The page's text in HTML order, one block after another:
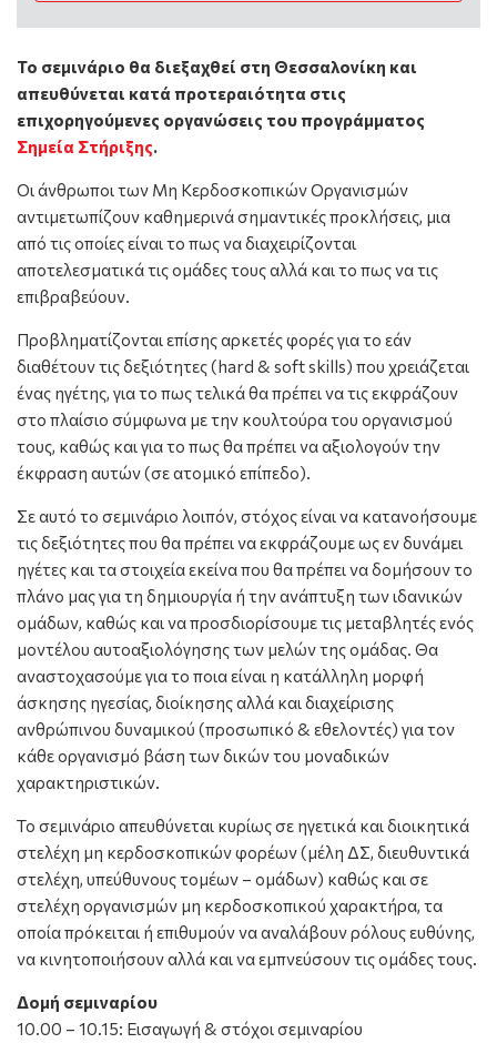
Το σεμινάριο θα διεξαχθεί στη Θεσσαλονίκη και
απευθύνεται κατά προτεραιότητα στις
επιχορηγούμενες οργανώσεις του προγράμματος
Σημεία Στήριξης.
Οι άνθρωποι των Μη Κερδοσκοπικών Οργανισμών
αντιμετωπίζουν καθημερινά σημαντικές προκλήσεις, μια
από τις οποίες είναι το πως να διαχειρίζονται
αποτελεσματικά τις ομάδες τους αλλά και το πως να τις
επιβραβεύουν.
Προβληματίζονται επίσης αρκετές φορές για το εάν
διαθέτουν τις δεξιότητες (hard & soft skills) που χρειάζεται
ένας ηγέτης, για το πως τελικά θα πρέπει να τις εκφράζουν
στο πλαίσιο σύμφωνα με την κουλτούρα του οργανισμού
τους, καθώς και για το πως θα πρέπει να αξιολογούν την
έκφραση αυτών (σε ατομικό επίπεδο).
Σε αυτό το σεμινάριο λοιπόν, στόχος είναι να κατανοήσουμε
τις δεξιότητες που θα πρέπει να εκφράζουμε ως εν δυνάμει
ηγέτες και τα στοιχεία εκείνα που θα πρέπει να δομήσουν το
πλάνο μας για τη δημιουργία ή την ανάπτυξη των ιδανικών
ομάδων, καθώς και να προσδιορίσουμε τις μεταβλητές ενός
μοντέλου αυτοαξιολόγησης των μελών της ομάδας. Θα
αναστοχασούμε για το ποια είναι η κατάλληλη μορφή
άσκησης ηγεσίας, διοίκησης αλλά και διαχείρισης
ανθρώπινου δυναμικού (προσωπικό & εθελοντές) για τον
κάθε οργανισμό βάση των δικών του μοναδικών
χαρακτηριστικών.
Το σεμινάριο απευθύνεται κυρίως σε ηγετικά και διοικητικά
στελέχη μη κερδοσκοπικών φορέων (μέλη ΔΣ, διευθυντικά
στελέχη, υπεύθυνους τομέων – ομάδων) καθώς και σε
στελέχη οργανισμών μη κερδοσκοπικού χαρακτήρα, τα
οποία πρόκειται ή επιθυμούν να αναλάβουν ρόλους ευθύνης,
να κινητοποιήσουν αλλά και να εμπνεύσουν τις ομάδες τους.
Δομή σεμιναρίου
10.00 – 10.15: Εισαγωγή & στόχοι σεμιναρίου